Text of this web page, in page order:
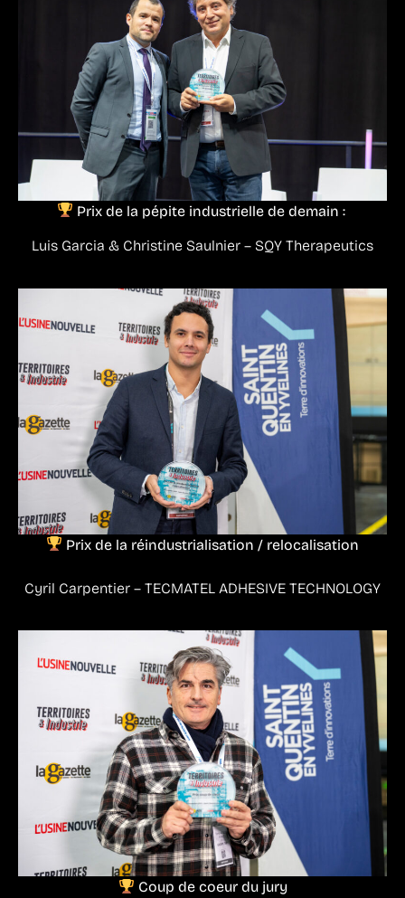
Prix de la pépite industrielle de demain :
Luis Garcia & Christine Saulnier – SQY Therapeutics
Prix de la réindustrialisation / relocalisation
Cyril Carpentier – TECMATEL ADHESIVE TECHNOLOGY
Coup de coeur du jury